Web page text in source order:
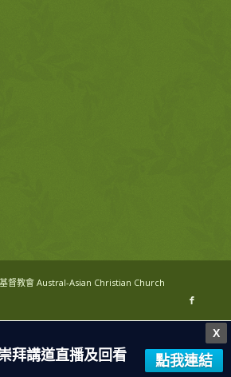
督教會 Austral-Asian Christian Church
X
拜講道直播及回看 點我連結